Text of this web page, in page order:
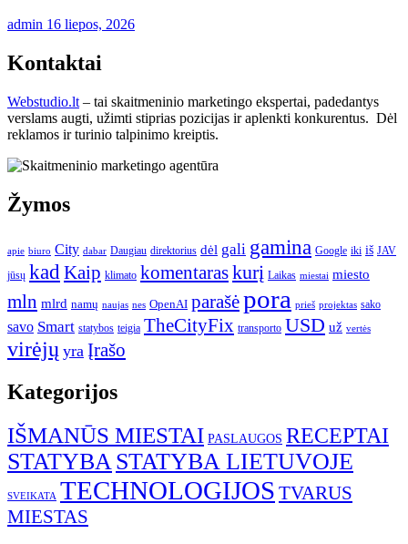
admin 16 liepos, 2026
Kontaktai
Webstudio.lt – tai skaitmeninio marketingo ekspertai, padedantys
verslams augti, užimti stiprias pozicijas ir aplenkti konkurentus. Dėl
reklamos ir turinio talpinimo kreiptis.
Žymos
apie biuro City dabar Daugiau direktorius dėl gali gamina Google iki iš JAV
jūsų kad Kaip klimato komentaraskurį Laikas miestai miesto
mln mlrd namų naujas nes OpenAI parašėpora prieš projektas sako
savo Smart statybos teigia TheCityFix transporto USD už vertės
virėjų yra Įrašo
Kategorijos
IŠMANŪS MIESTAI PASLAUGOS RECEPTAI
STATYBASTATYBA LIETUVOJE
SVEIKATA TECHNOLOGIJOS TVARUS
MIESTAS